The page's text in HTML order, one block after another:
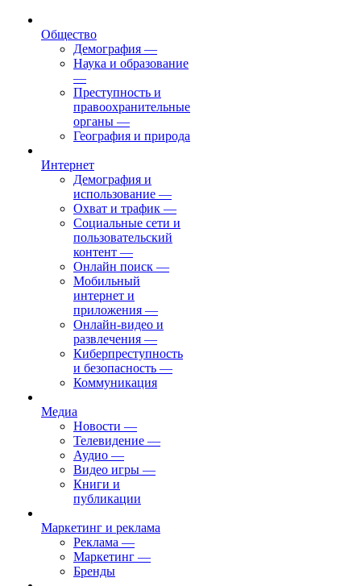
Общество
Демография —
Наука и образование
—
Преступность и
правоохранительные
органы —
География и природа
Интернет
Демография и
использование —
Охват и трафик —
Социальные сети и
пользовательский
контент —
Онлайн поиск —
Мобильный
интернет и
приложения —
Онлайн-видео и
развлечения —
Киберпреступность
и безопасность —
Коммуникация
Медиа
Новости —
Телевидение —
Аудио —
Видео игры —
Книги и
публикации
Маркетинг и реклама
Реклама —
Маркетинг —
Бренды